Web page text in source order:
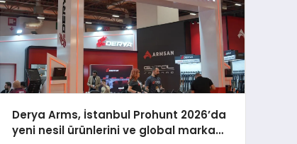
Derya Arms, İstanbul Prohunt 2026’da
yeni nesil ürünlerini ve global marka